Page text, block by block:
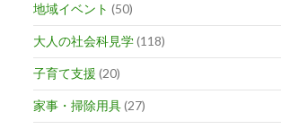
地域イベント (50)
大人の社会科見学(118)
子育て支援 (20)
家事・掃除用具(27)